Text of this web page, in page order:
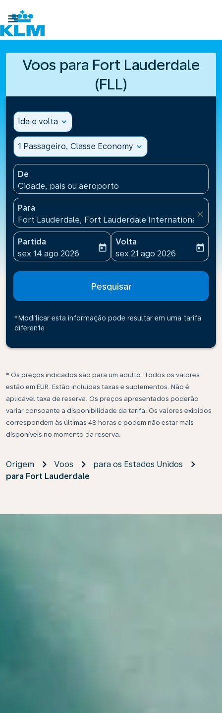

Voos para Fort Lauderdale
(FLL)
Ida e volta expand_more
1 Passageiro, Classe Economy expand_more
De
Cidade, país ou aeroporto
Para
Fort Lauderdale, Fort Lauderdale International
close
Partida
fc-booking-departure-date-aria-label
sex 14 ago 2026
today
Volta
fc-booking-return-date-
sex 21 ago 2026
today
Pesquisar
*Modificar esta informação pode resultar em uma tarifa
diferente
* Os preços indicados são para um adulto. Todos os valores
estão em EUR. Estão incluídas taxas e suplementos. Não é
aplicável taxa de reserva. Os preços apresentados poderão
variar consoante a disponibilidade da tarifa. Os valores exibidos
correspondem às últimas 48 horas e podem não estar mais
disponíveis no momento da reserva.
Origem Voos
para os Estados Unidos
para Fort Lauderdale